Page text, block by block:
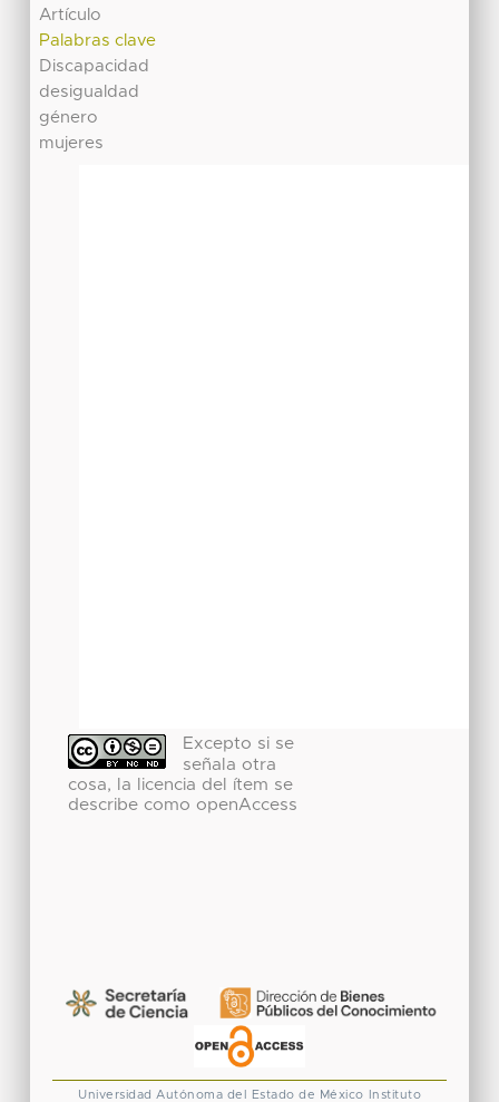
Artículo
Palabras clave
Discapacidad
desigualdad
género
mujeres
Excepto si se
señala otra
cosa, la licencia del ítem se
describe como openAccess
Universidad Autónoma del Estado de México Instituto